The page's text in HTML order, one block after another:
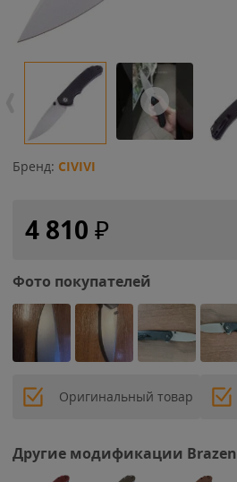
Бренд: CIVIVI
4 810 ₽
Фото покупателей
Оригинальный товар
Другие модификации Brazen